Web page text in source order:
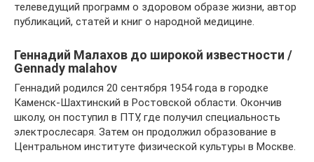
телеведущий программ о здоровом образе жизни, автор
публикаций, статей и книг о народной медицине.
Геннадий Малахов до широкой известности /
Gennady malahov
Геннадий родился 20 сентября 1954 года в городке
Каменск-Шахтинский в Ростовской области. Окончив
школу, он поступил в ПТУ, где получил специальность
электрослесаря. Затем он продолжил образование в
Центральном институте физической культуры в Москве.